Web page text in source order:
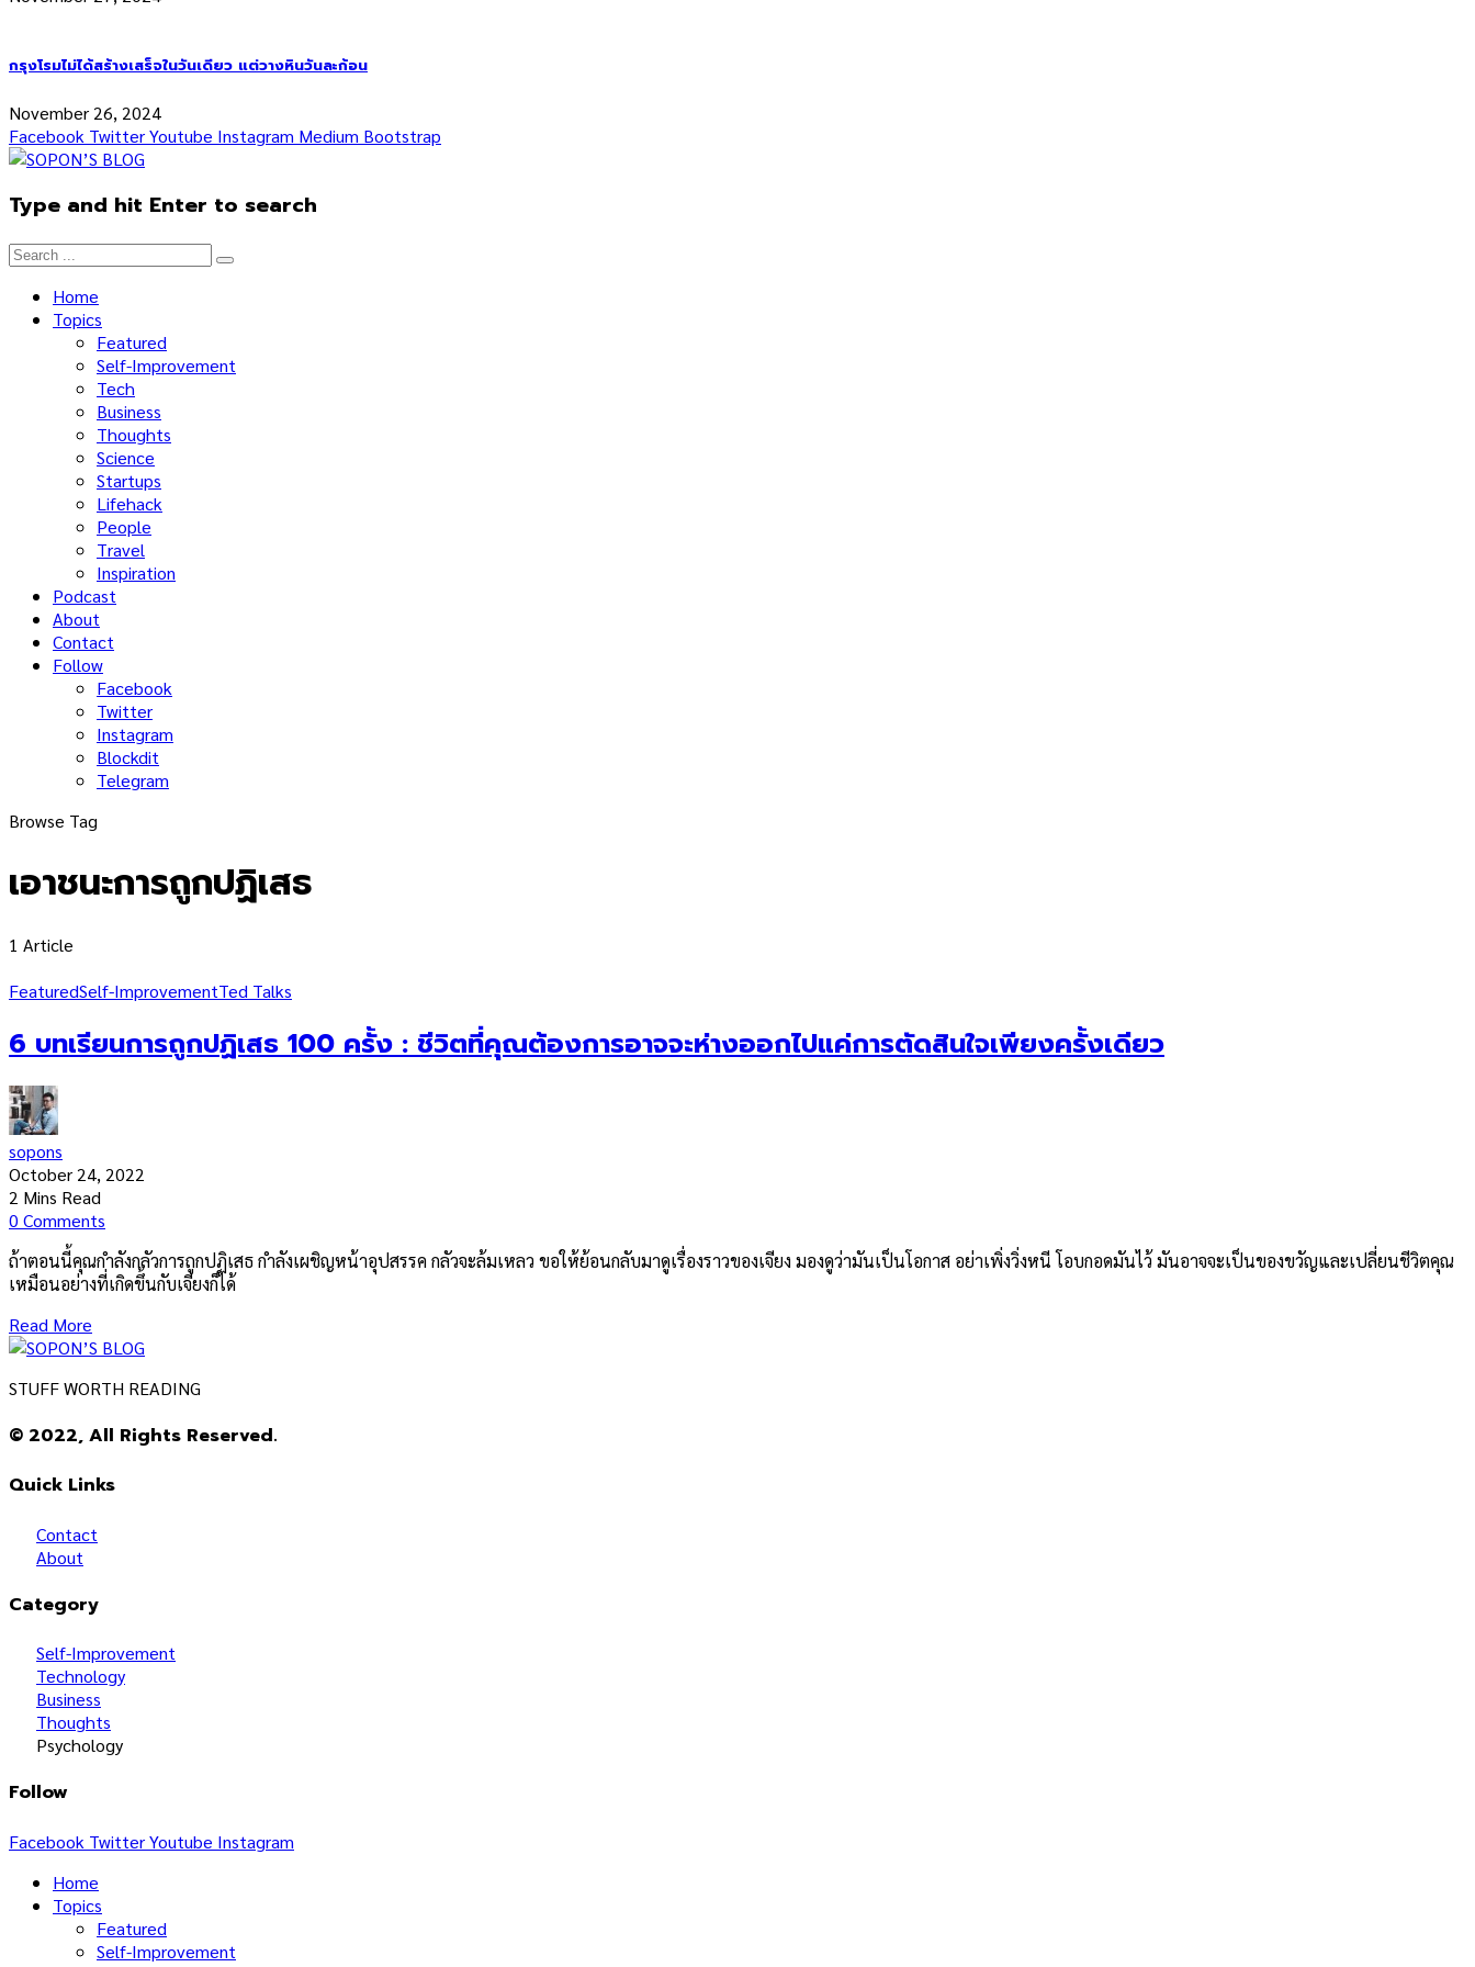
กรุงโรมไม่ได้สร้างเสร็จในวันเดียว แต่วางหินวันละก้อน
November 26, 2024
Facebook TwitterYoutube Instagram Medium Bootstrap
Type and hit Enter to search
Home
Topics
Featured
Self-Improvement
Tech
Business
Thoughts
Science
Startups
Lifehack
People
Travel
Inspiration
Podcast
About
Contact
Follow
Facebook
Twitter
Instagram
Blockdit
Telegram
Browse Tag
เอาชนะการถูกปฏิเสธ
1 Article
FeaturedSelf-ImprovementTed Talks
6 บทเรียนการถูกปฏิเสธ 100 ครั้ง ​: ชีวิตที่คุณต้องการอาจจะห่างออกไปแค่การตัดสินใจเพียงครั้งเดียว
sopons
October 24, 2022
2 Mins Read
0 Comments
ถ้าตอนนี้คุณกำลังกลัวการถูกปฏิเสธ กำลังเผชิญหน้าอุปสรรค กลัวจะล้มเหลว ขอให้ย้อนกลับมาดูเรื่องราวของเจียง มองดูว่ามันเป็นโอกาส อย่าเพิ่งวิ่งหนี โอบกอดมันไว้ มันอาจจะเป็นของขวัญและเปลี่ยนชีวิตคุณ
เหมือนอย่างที่เกิดขึ้นกับเจียงก็ได้
Read More
STUFF WORTH READING
© 2022, All Rights Reserved.
Quick Links
Contact
About
Category
Self-Improvement
Technology
Business
Thoughts
Psychology
Follow
Facebook TwitterYoutube Instagram
Home
Topics
Featured
Self-Improvement